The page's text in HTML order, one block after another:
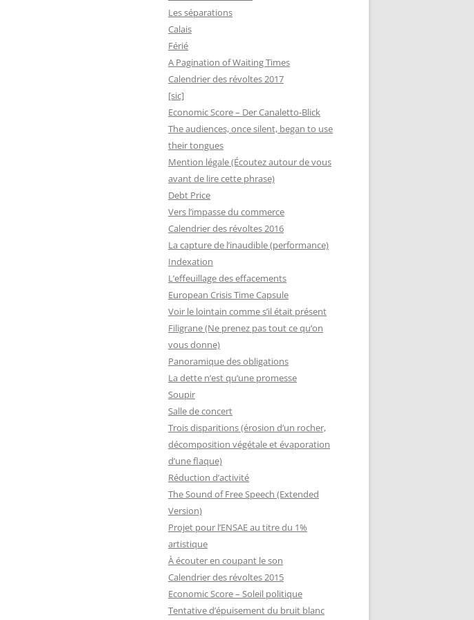
Les séparations
Calais
Férié
A Pagination of Waiting Times
Calendrier des révoltes 2017
[sic]
Economic Score – Der Canaletto-Blick
The audiences, once silent, began to use
their tongues
Mention légale (Écoutez autour de vous
avant de lire cette phrase)
Debt Price
Vers l’impasse du commerce
Calendrier des révoltes 2016
La capture de l’inaudible (performance)
Indexation
L’effeuillage des effacements
European Crisis Time Capsule
Voir le lointain comme s’il était présent
Filigrane (Ne prenez pas tout ce qu’on
vous donne)
Panoramique des obligations
La dette n’est qu’une promesse
Soupir
Salle de concert
Trois disparitions (érosion d’un rocher,
décomposition végétale et évaporation
d’une flaque)
Réduction d’activité
The Sound of Free Speech (Extended
Version)
Projet pour l’ENSAE au titre du 1%
artistique
À écouter en coupant le son
Calendrier des révoltes 2015
Economic Score – Soleil politique
Tentative d’épuisement du bruit blanc